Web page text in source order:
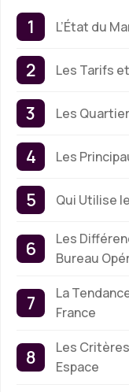
L’État du
Les Tarifs
Les
Les
Qui Utilise
Les
Bureau
La
France
Les
Espace